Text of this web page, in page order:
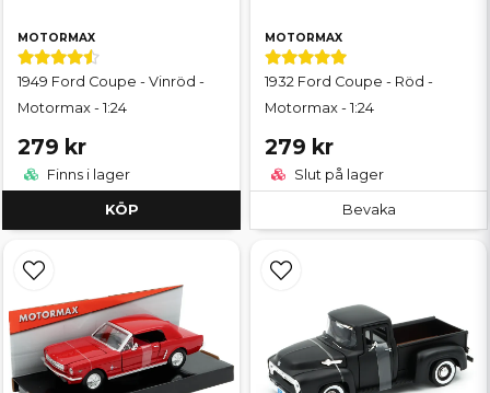
MOTORMAX
1949 Ford Coupe - Vinröd -
Motormax - 1:24
279 kr
Finns i lager
KÖP
MOTORMAX
1932 Ford Coupe - Röd -
Motormax - 1:24
279 kr
Slut på lager
Bevaka